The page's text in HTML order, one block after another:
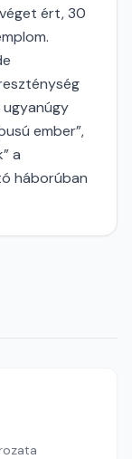
ért, 30
ember”,
a
háborúban